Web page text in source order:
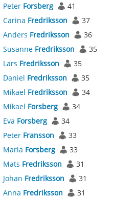
Peter Forsberg
41
Carina Fredriksson
37
Anders Fredriksson
36
Susanne Fredriksson
35
Lars Fredriksson
35
Daniel Fredriksson
35
Mikael Fredriksson
34
Mikael Forsberg
34
Eva Forsberg
34
Peter Fransson
33
Maria Forsberg
33
Mats Fredriksson
31
Johan Fredriksson
31
Anna Fredriksson
31